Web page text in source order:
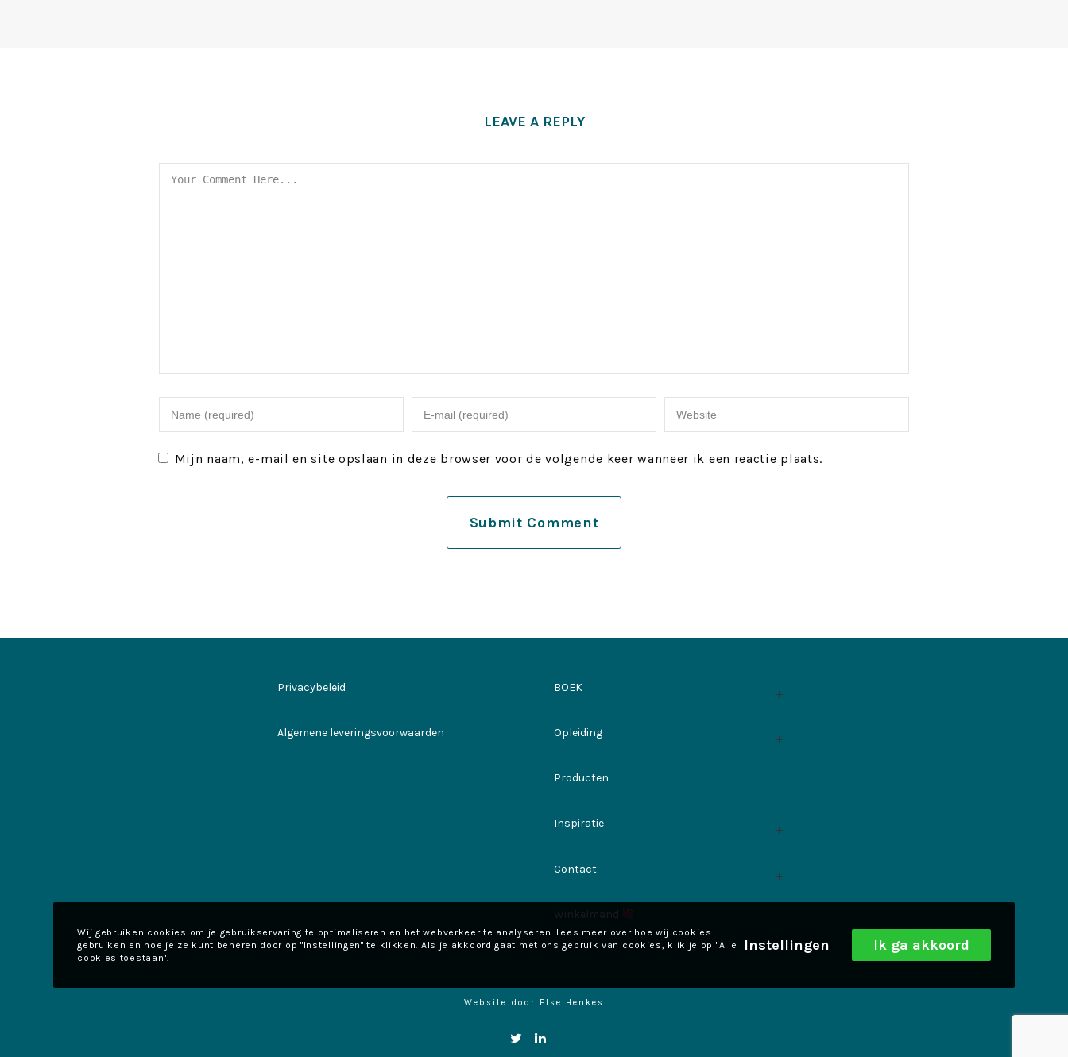
LEAVE A REPLY
Mijn naam, e-mail en site opslaan in deze browser voor de volgende keer wanneer ik een reactie plaats.
Privacybeleid
Algemene leveringsvoorwaarden
BOEK
Opleiding
Producten
Inspiratie
Contact
Winkelmand
Website door Else Henkes
Wij gebruiken cookies om je gebruikservaring te optimaliseren en het webverkeer te analyseren. Lees meer over hoe wij cookies
gebruiken en hoe je ze kunt beheren door op "Instellingen" te klikken. Als je akkoord gaat met ons gebruik van cookies, klik je op "Alle
cookies toestaan".
Instellingen Ik ga akkoord